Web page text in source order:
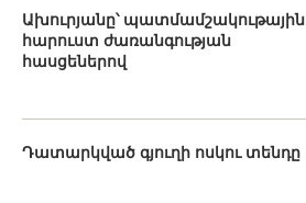
Ախուրյանը՝ պատմամշակութային
հարուստ ժառանգության
հասցեներով
Դատարկված գյուղի ոսկու տենդը